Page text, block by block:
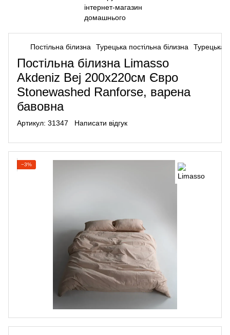
Постільна білизна Турецька постільна білизна Турецька
Постільна білизна Limasso
Akdeniz Bej 200x220см Євро
Stonewashed Ranforse, варена
бавовна
Артикул: 31347 Написати відгук
−3%